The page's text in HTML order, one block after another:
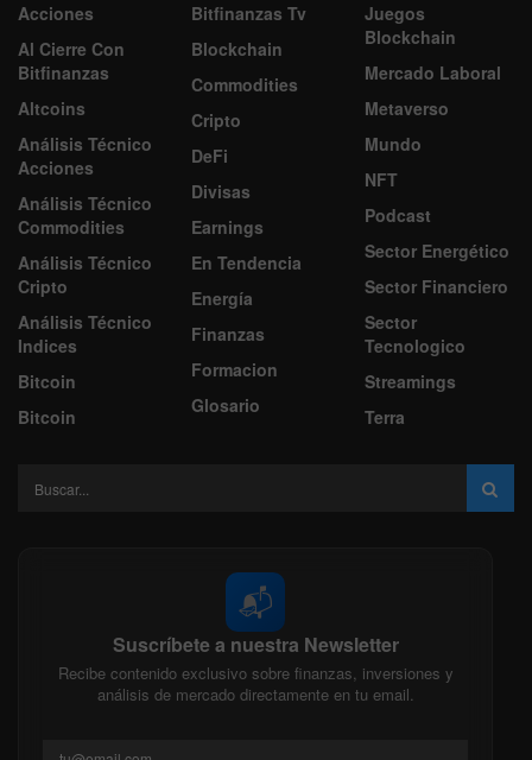
Acciones
Al Cierre Con
Bitfinanzas
Altcoins
Análisis Técnico
Acciones
Análisis Técnico
Commodities
Análisis Técnico
Cripto
Análisis Técnico
Indices
Bitcoin
Bitcoin
Bitfinanzas Tv
Blockchain
Commodities
Cripto
DeFi
Divisas
Earnings
En Tendencia
Energía
Finanzas
Formacion
Glosario
Juegos
Blockchain
Mercado Laboral
Metaverso
Mundo
NFT
Podcast
Sector Energético
Sector Financiero
Sector
Tecnologico
Streamings
Terra
📬
Suscríbete a nuestra Newsletter
Recibe contenido exclusivo sobre finanzas, inversiones y
análisis de mercado directamente en tu email.